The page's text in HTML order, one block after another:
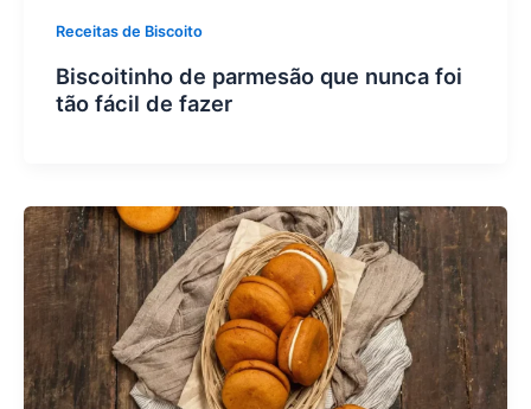
Receitas de Biscoito
Biscoitinho de parmesão que nunca foi
tão fácil de fazer